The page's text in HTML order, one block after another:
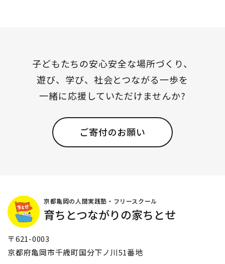
子どもたちの安心安全な場所づくり、
遊び、学び、社会とつながる一歩を
一緒に応援していただけませんか?
ご寄付のお願い
京都亀岡の人間実践塾・フリースクール
育ちとつながりの家ちとせ
〒621-0003
京都府亀岡市千歳町国分下ノ川51番地